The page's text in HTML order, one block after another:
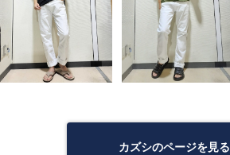
カズシのページを見る